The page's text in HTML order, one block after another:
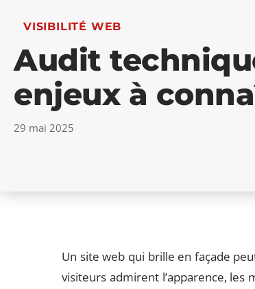
VISIBILITÉ WEB
Audit
enjeux à
29 mai 2025
Un site web qui brille en façade
visiteurs admirent l’apparence, les